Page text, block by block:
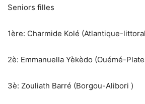
Seniors filles
‎1ère: Charmide Kolé (Atlantique-
‎2è: Emmanuella Yèkèdo (Ouémé-
‎3è: Zouliath Barré (Borgou-Alibori )